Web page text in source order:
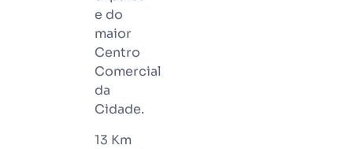
e do
maior
Centro
Comercial
da
Cidade.
13 Km